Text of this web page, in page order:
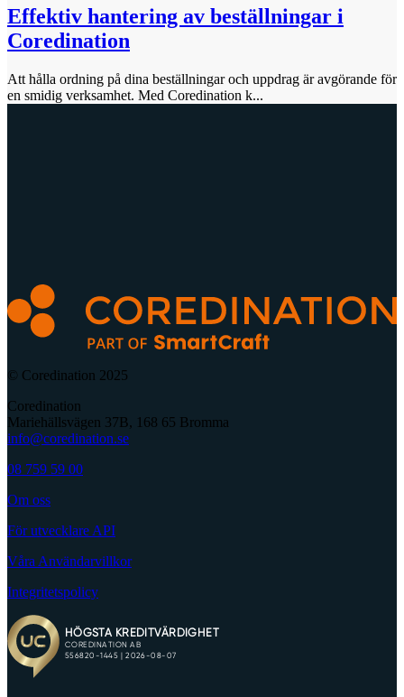
Effektiv hantering av beställningar i
Coredination
Att hålla ordning på dina beställningar och uppdrag är avgörande för
en smidig verksamhet. Med Coredination k...
© Coredination 2025
Coredination
Mariehällsvägen 37B, 168 65 Bromma
info@coredination.se
08 759 59 00
Om oss
För utvecklare API
Våra Användarvillkor
Integritetspolicy